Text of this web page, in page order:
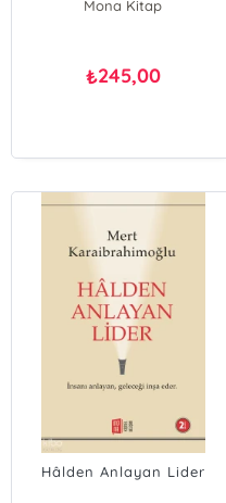
Mona Kitap
₺245,00
Hâlden Anlayan Lider